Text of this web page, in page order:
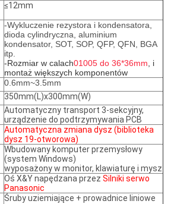
≤12mm
-Wykluczenie rezystora i kondensatora,
dioda cylindryczna, aluminium
kondensator, SOT, SOP, QFP, QFN, BGA
itp.
-Rozmiar w calach01005 do 36*36mm, i
montaż większych komponentów
0.6mm~3.5mm
350mm(L)x300mm(W)
Automatyczny transport 3-sekcyjny,
urządzenie do podtrzymywania PCB
Automatyczna zmiana dysz (biblioteka
dysz 19-otworowa)
Wbudowany komputer przemysłowy
(system Windows)
wyposażony w monitor, klawiaturę i mysz
Oś X&Y napędzana przez Silniki serwo
Panasonic
Śruby uziemiające + prowadnice liniowe